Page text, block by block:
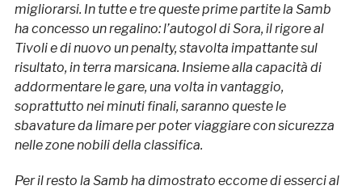
migliorarsi. In tutte e tre queste prime partite la Samb
ha concesso un regalino: l’autogol di Sora, il rigore al
Tivoli e di nuovo un penalty, stavolta impattante sul
risultato, in terra marsicana. Insieme alla capacità di
addormentare le gare, una volta in vantaggio,
soprattutto nei minuti finali, saranno queste le
sbavature da limare per poter viaggiare con sicurezza
nelle zone nobili della classifica.
Per il resto la Samb ha dimostrato eccome di esserci al